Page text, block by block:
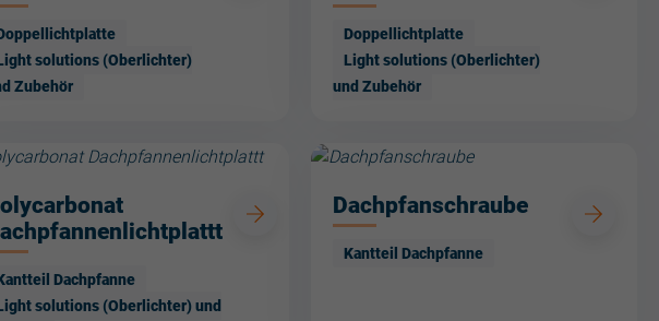
solutions (Oberlichter)
Zubehör
Doppellichtplatte
Light solutions (Oberlichter)
und Zubehör
Dachpfanne
solutions (Oberlichter) und
Dachpfanschraube
Kantteil Dachpfanne